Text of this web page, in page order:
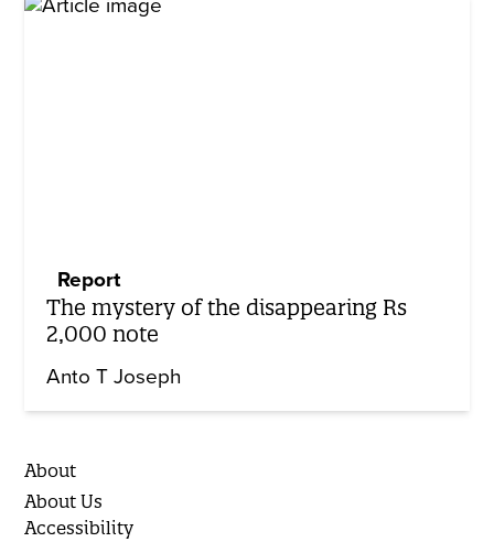
Report
The mystery of the disappearing Rs
2,000 note
Anto T Joseph
About
About Us
Accessibility